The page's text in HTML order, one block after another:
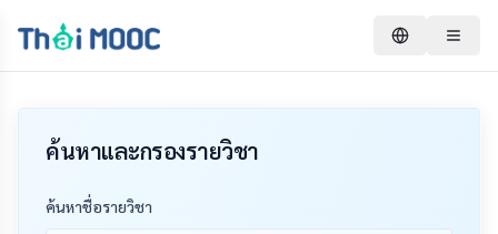
ค้นหาและกรองรายวิชา
ค้นหาชื่อรายวิชา